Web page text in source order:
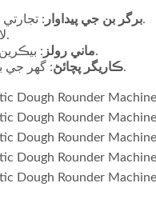
برگر بن جي پيداوار: تجارتي استحڪام لاء يونيفارم سائيز ۽ شڪل کي يقيني بڻائي ٿي.
: crafte smooth لاء ڀرپور, گول پيزا جا بنياد.
ماني رولز: بيڪرين لاءِ مثالي ڊنر رولز ۽ بنس جي وڏي مقدار پيدا ڪري ٿي.
ڪاريگر پچائڻ: گھر جي بيڪرز کي پيشه ورانه نتيجا حاصل ڪرڻ ۾ مدد ڪري ٿي.